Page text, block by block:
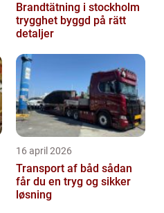
Brandtätning i stockholm
trygghet byggd på rätt
detaljer
16 april 2026
Transport af båd sådan
får du en tryg og sikker
løsning